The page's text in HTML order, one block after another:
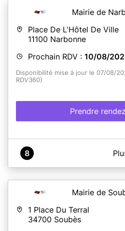
Mairie de
Place De L'Hôtel De Ville
11100 Narbonne
Prochain RDV : 10/08/
Disponibilité mise à jour le 07/08/
RDV360)
Prendre
A propos de Mairie Narbonne
renouvellement de CNI et/ou
changement d'adresse, ne
POUR DÉPOSER VOTRE
- sur rendez-vous les lundis,
- sans rendez-vous les mardis
8
Mairie de
1 Place Du Terral
34700 Soubès